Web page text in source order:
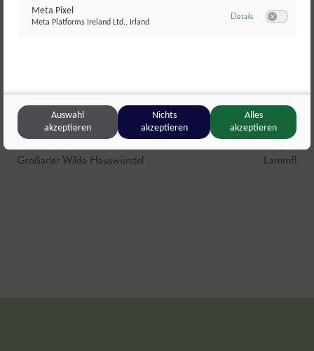
© Grossarler-Genuss_Heldentheater
Großarler Genuss,Großarl
Großarler Wilde Hauswürstel
Meta Pixel
Meta Platforms Ireland Ltd., Irland
Detailszu Meta Pixel
Auswahl
akzeptieren
Nichts
akzeptieren
Alles
akzeptieren